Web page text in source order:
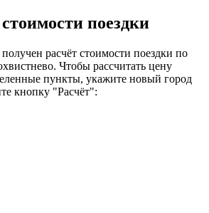
поездки
расчёт стоимости поездки по
Чтобы рассчитать цену
пункты, укажите новый город
кнопку "Расчёт":